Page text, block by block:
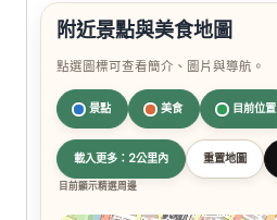
附近景點與美食地圖
點選圖標可查看簡介、圖片與導航。
景點 美食 目前位置
載入更多：2公里內 重置地圖
目前顯示精選周邊